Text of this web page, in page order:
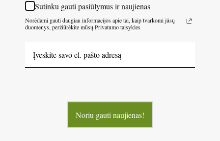
Sutinku gauti pasiūlymus ir naujienas
Norėdami gauti daugiau informacijos apie tai, kaip tvarkomi jūsų
duomenys, peržiūrėkite mūsų Privatumo taisykles
Noriu gauti naujienas!